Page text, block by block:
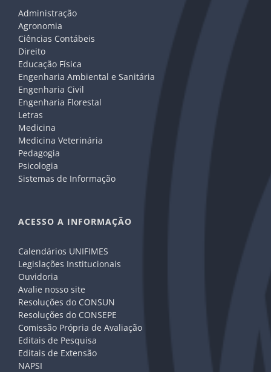
Administração
Agronomia
Ciências Contábeis
Direito
Educação Física
Engenharia Ambiental e Sanitária
Engenharia Civil
Engenharia Florestal
Letras
Medicina
Medicina Veterinária
Pedagogia
Psicologia
Sistemas de Informação
ACESSO A INFORMAÇÃO
Calendários UNIFIMES
Legislações Institucionais
Ouvidoria
Avalie nosso site
Resoluções do CONSUN
Resoluções do CONSEPE
Comissão Própria de Avaliação
Editais de Pesquisa
Editais de Extensão
NAPSI